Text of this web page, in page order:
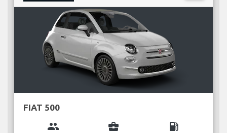
FIAT 500
group business_center local_gas_station